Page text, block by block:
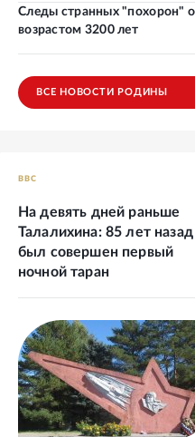
Следы странных "похорон"
возрастом 3200 лет
ВСЕ НОВОСТИ РОДИНЫ
ВВС
На девять дней раньше
Талалихина: 85 лет назад
был совершен первый
ночной таран